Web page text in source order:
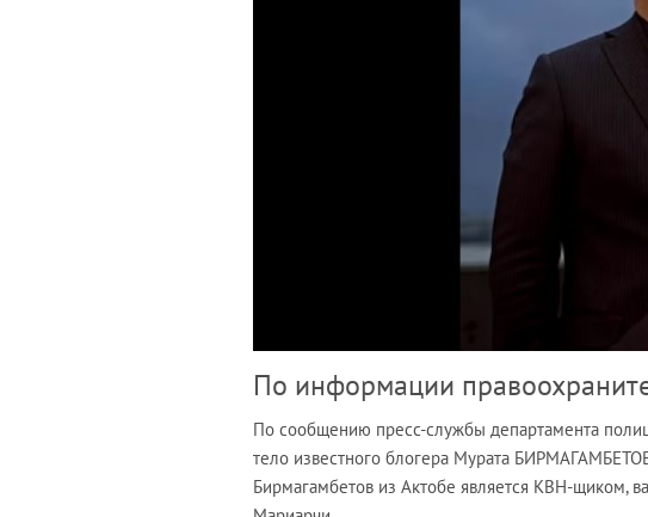
По информации
По сообщению пресс-службы департамента
тело известного блогера Мурата
Бирмагамбетов из Актобе является КВН-